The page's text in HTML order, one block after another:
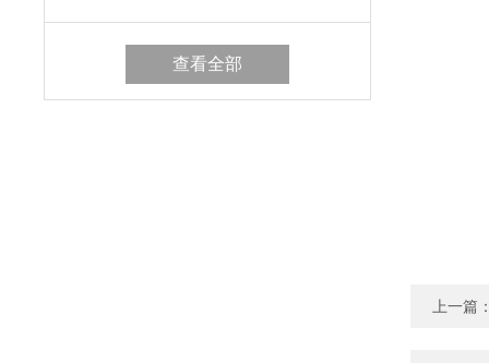
查看全部
上一篇